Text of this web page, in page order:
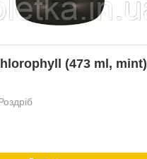
(473 ml, mint)